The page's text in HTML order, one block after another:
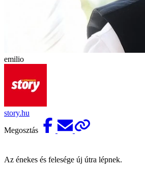
emilio
story.hu
Megosztás
Az énekes és felesége új útra lépnek.